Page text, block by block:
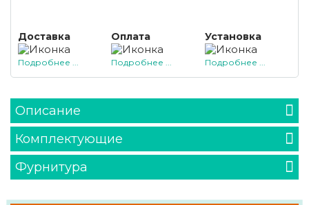
Доставка
Подробнее ...
Оплата
Подробнее ...
Установка
Подробнее ...
Описание
Комплектующие
Фурнитура